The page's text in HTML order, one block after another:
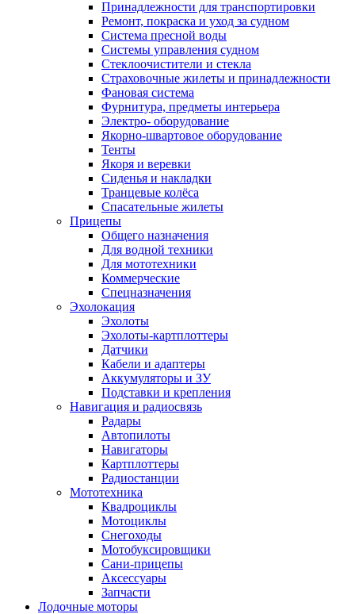
Принадлежности для транспортировки
Ремонт, покраска и уход за судном
Система пресной воды
Системы управления судном
Стеклоочистители и стекла
Страховочные жилеты и принадлежности
Фановая система
Фурнитура, предметы интерьера
Электро- оборудование
Якорно-швартовое оборудование
Тенты
Якоря и веревки
Сиденья и накладки
Транцевые колёса
Спасательные жилеты
Прицепы
Общего назначения
Для водной техники
Для мототехники
Коммерческие
Спецназначения
Эхолокация
Эхолоты
Эхолоты-картплоттеры
Датчики
Кабели и адаптеры
Аккумуляторы и ЗУ
Подставки и крепления
Навигация и радиосвязь
Радары
Автопилоты
Навигаторы
Картплоттеры
Радиостанции
Мототехника
Квадроциклы
Мотоциклы
Снегоходы
Мотобуксировщики
Сани-прицепы
Аксессуары
Запчасти
Лодочные моторы